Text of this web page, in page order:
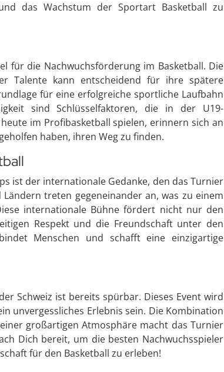
das Wachstum der Sportart Basketball zu
für die Nachwuchsförderung im Basketball. Die
Talente kann entscheidend für ihre spätere
für eine erfolgreiche sportliche Laufbahn
sind Schlüsselfaktoren, die in der U19-
im Profibasketball spielen, erinnern sich an
haben, ihren Weg zu finden.
ist der internationale Gedanke, den das Turnier
treten gegeneinander an, was zu einem
internationale Bühne fördert nicht nur den
Respekt und die Freundschaft unter den
Menschen und schafft eine einzigartige
Schweiz ist bereits spürbar. Dieses Event wird
unvergessliches Erlebnis sein. Die Kombination
großartigen Atmosphäre macht das Turnier
Dich bereit, um die besten Nachwuchsspieler
für den Basketball zu erleben!